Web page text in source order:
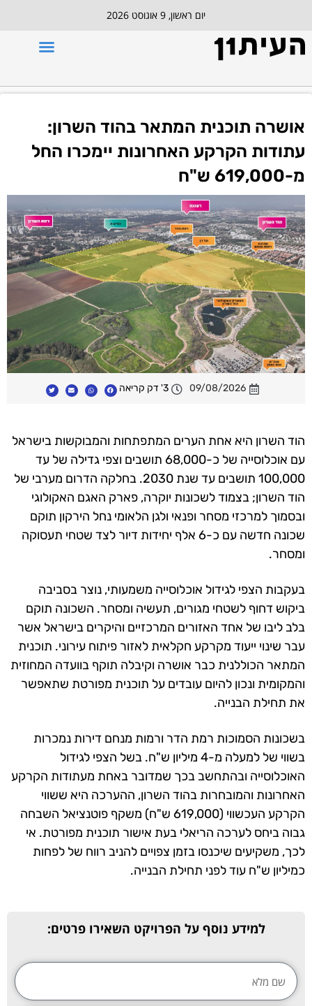
יום ראשון, 9 אוגוסט 2026
אושרה תוכנית המתאר בהוד השרון:
עתודות הקרקע האחרונות יימכרו החל
מ-619,000 ש"ח
09/08/2026 3' דק קריאה
הוד השרון היא אחת הערים המתפתחות והמבוקשות בישראל
עם אוכלוסייה של כ-68,000 תושבים וצפי גדילה של עד
100,000 תושבים עד שנת 2030. בחלקה הדרום מערבי של
הוד השרון; בצמוד לשכונות יוקרה, פארק האגם האקולוגי
ובסמוך למרכזי מסחר ופנאי ולגן הלאומי נחל הירקון תוקם
שכונה חדשה עם כ-6 אלף יחידות דיור לצד שטחי תעסוקה
ומסחר.
בעקבות הצפי לגידול אוכלוסייה משמעותי, נוצר בסביבה
ביקוש דחוף לשטחי מגורים, תעשיה ומסחר. השכונה תוקם
בלב ליבו של אחד האזורים המרכזיים והיקרים בישראל אשר
עבר שינוי ייעוד מקרקע חקלאית לאזור פיתוח עירוני. תוכנית
המתאר הכוללנית כבר אושרה וקיבלה תוקף בוועדה המחוזית
והמקומית ונכון להיום עובדים על תוכנית מפורטת שתאפשר
את תחילת הבנייה.
בשכונות הסמוכות רמת הדר ורמות מנחם דירות נמכרות
בשווי של למעלה מ-4 מיליון ש"ח. בשל הצפי לגידול
האוכלוסייה ובהתחשב בכך שמדובר באחת מעתודות הקרקע
האחרונות והמובחרות בהוד השרון, ההערכה היא ששווי
הקרקע העכשווי (619,000 ש"ח) משקף פוטנציאל השבחה
גבוה ביחס לערכה הריאלי בעת אישור תוכנית מפורטת. אי
לכך, משקיעים שיכנסו בזמן צפויים להניב רווח של לפחות
כמיליון ש"ח עוד לפני תחילת הבנייה.
למידע נוסף על הפרויקט השאירו פרטים: